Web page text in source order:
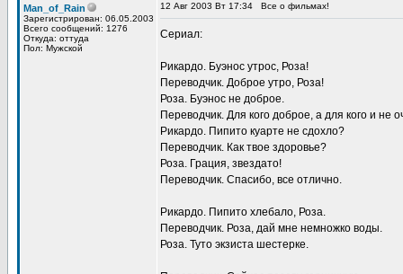
Man_of_Rain
Зарегистрирован: 06.05.2003
Всего сообщений: 1276
Откуда: оттуда
Пол: Мужской
12 Авг 2003 Вт 17:34 Все о фильмах!
Сериал:
Рикардо. Буэнос утрос, Роза!
Переводчик. Доброе утро, Роза!
Роза. Буэнос не доброе.
Переводчик. Для кого доброе, а для кого и не
Рикардо. Пипито куарте не сдохло?
Переводчик. Как твое здоровье?
Роза. Грация, звездато!
Переводчик. Спасибо, все отлично.
Рикардо. Пипито хлебало, Роза.
Переводчик. Роза, дай мне немножко воды.
Роза. Туто экзиста шестерке.